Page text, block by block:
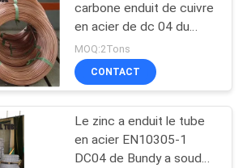
carbone enduit de cuivre
en acier de dc 04 du
tube ASTM A254 de
4.76*0.5MM Bundy
MOQ:2Tons
CONTACT
Le zinc a enduit le tube
en acier EN10305-1
DC04 de Bundy a soudé